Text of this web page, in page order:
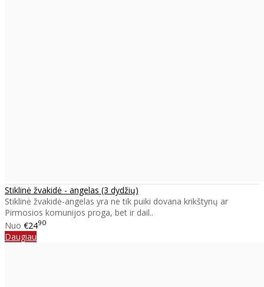
Stiklinė žvakidė - angelas (3 dydžių)
Stiklinė žvakidė-angelas yra ne tik puiki dovana krikštynų ar
Pirmosios komunijos proga, bet ir dail..
Nuo €2490
Daugiau